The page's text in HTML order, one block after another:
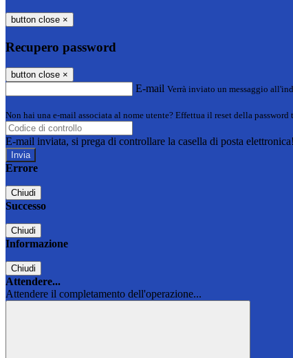
button close ×
Recupero password
button close ×
E-mail Verrà inviato un messaggio
Non hai una e-mail associata al nome utente? Effettua il reset della password
E-mail inviata, si prega di controllare la casella di posta elettronica!
Errore
Chiudi
Successo
Chiudi
Informazione
Chiudi
Attendere...
Attendere il completamento dell'operazione...